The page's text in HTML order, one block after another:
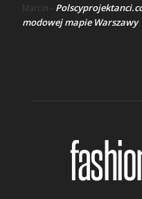
Marcin -
modowej mapie Warszawy